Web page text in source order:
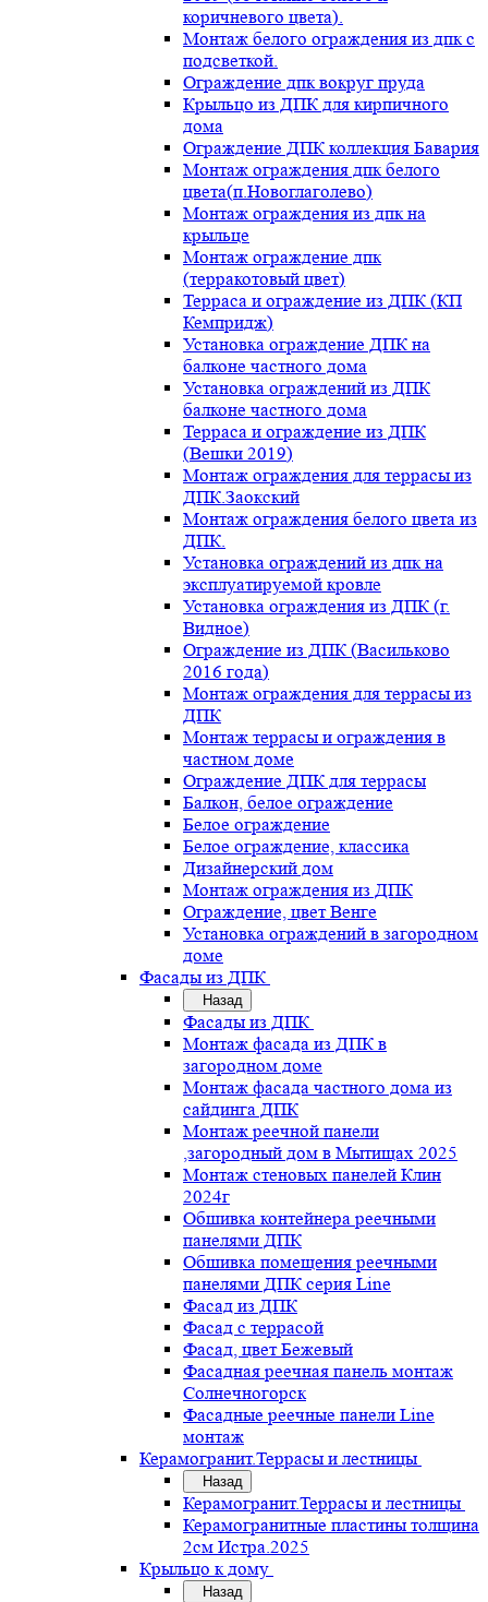
коричневого цвета).
Монтаж белого ограждения из дпк с
подсветкой.
Ограждение дпк вокруг пруда
Крыльцо из ДПК для кирпичного
дома
Ограждение ДПК коллекция Бавария
Монтаж ограждения дпк белого
цвета(п.Новоглаголево)
Монтаж ограждения из дпк на
крыльце
Монтаж ограждение дпк
(терракотовый цвет)
Терраса и ограждение из ДПК (КП
Кемпридж)
Установка ограждение ДПК на
балконе частного дома
Установка ограждений из ДПК
балконе частного дома
Терраса и ограждение из ДПК
(Вешки 2019)
Монтаж ограждения для террасы из
ДПК.Заокский
Монтаж ограждения белого цвета из
ДПК.
Установка ограждений из дпк на
эксплуатируемой кровле
Установка ограждения из ДПК (г.
Видное)
Ограждение из ДПК (Васильково
2016 года)
Монтаж ограждения для террасы из
ДПК
Монтаж террасы и ограждения в
частном доме
Ограждение ДПК для террасы
Балкон, белое ограждение
Белое ограждение
Белое ограждение, классика
Дизайнерский дом
Монтаж ограждения из ДПК
Ограждение, цвет Венге
Установка ограждений в загородном
доме
Фасады из ДПК
Назад
Фасады из ДПК
Монтаж фасада из ДПК в
загородном доме
Монтаж фасада частного дома из
сайдинга ДПК
Монтаж реечной панели
,загородный дом в Мытищах 2025
Монтаж стеновых панелей Клин
2024г
Обшивка контейнера реечными
панелями ДПК
Обшивка помещения реечными
панелями ДПК серия Line
Фасад из ДПК
Фасад с террасой
Фасад, цвет Бежевый
Фасадная реечная панель монтаж
Солнечногорск
Фасадные реечные панели Line
монтаж
Керамогранит.Террасы и лестницы
Назад
Керамогранит.Террасы и лестницы
Керамогранитные пластины толщина
2см Истра.2025
Крыльцо к дому
Назад